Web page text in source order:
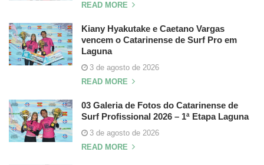
READ MORE
Kiany Hyakutake e Caetano Vargas
vencem o Catarinense de Surf Pro em
Laguna
3 de agosto de 2026
READ MORE
03 Galeria de Fotos do Catarinense de
Surf Profissional 2026 – 1ª Etapa Laguna
3 de agosto de 2026
READ MORE